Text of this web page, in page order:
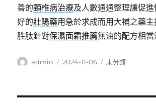
善的頸椎病治療及人數通通整理讓促
好的壯陽藥用急於求成而用大補之藥
胜肽針對保濕面霜推薦無油的配方相當
作
admin
發
2024-11-06
分
未分類